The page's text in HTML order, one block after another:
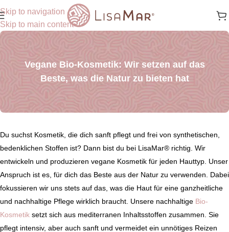
Skip to navigation
Skip to main content
Vegane Bio-Kosmetik: Wir setzen auf das
Beste, was die Natur zu bieten hat
Du suchst Kosmetik, die dich sanft pflegt und frei von synthetischen,
bedenklichen Stoffen ist? Dann bist du bei LisaMar® richtig. Wir
entwickeln und produzieren vegane Kosmetik für jeden Hauttyp. Unser
Anspruch ist es, für dich das Beste aus der Natur zu verwenden. Dabei
fokussieren wir uns stets auf das, was die Haut für eine ganzheitliche
und nachhaltige Pflege wirklich braucht. Unsere nachhaltige Bio-
Kosmetik setzt sich aus mediterranen Inhaltsstoffen zusammen. Sie
pflegt intensiv, aber auch sanft und vermeidet ein unnötiges Reizen